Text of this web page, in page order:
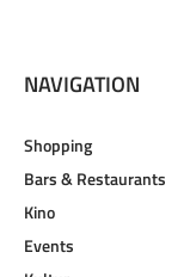
NAVIGATION
Shopping
Bars & Restaurants
Kino
Events